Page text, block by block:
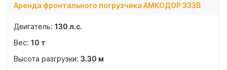
Аренда фронтального погрузчика АМКОДОР 333В
130 л.с.
10 т
3.30 м